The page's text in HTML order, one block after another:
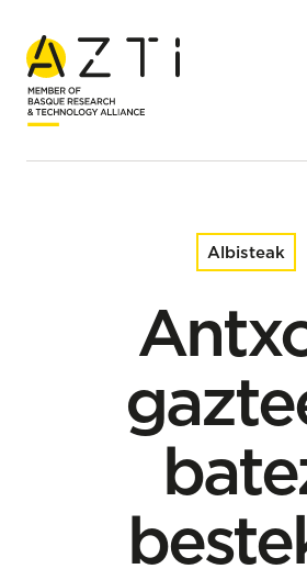
Hasiera Albisteak
Antxoa gazteen batez besteko
txikia, 2019, 2020 eta 2021
erregistratutakoa baino handiagoa
Albisteak